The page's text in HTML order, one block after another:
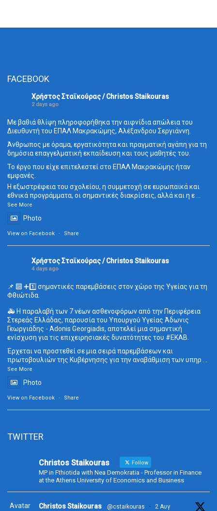
FACEBOOK
Χρήστος Σταϊκούρας / Christos Staikouras
2 days ago
Με βαθιά θλίψη πληροφορήθηκα την αιφνίδια απώλεια του
Διευθυντή του ΕΠΑΛ Μακρακώμης, Αλέξανδρου Σεργιάννη.
Άνθρωπος με όραμα, εργατικότητα και πραγματική αγάπη για τη
δημόσια επαγγελματική εκπαίδευση και τους μαθητές του.
Το έργο που είχε επιτελεστεί στο ΕΠΑΛ Μακρακώμης ήταν
εμφανές.
Η εξωστρέφεια του σχολείου, η συμμετοχή σε ευρωπαϊκά και
εθνικά προγράμματα, οι σημαντικές διακρίσεις, αλλά και η ε...
See More
Photo
View on Facebook · Share
Χρήστος Σταϊκούρας / Christos Staikouras
4 days ago
📌 🔟 ➕1️⃣ σημαντικές παρεμβάσεις στον χώρο της Υγείας για τη
Φθιώτιδα.
🚑 Η παραλαβή των 7 νέων ασθενοφόρων από την Περιφέρεια
Στερεάς Ελλάδας, παρουσία του Υπουργού Υγείας Άδωνις
Γεωργιάδης - Adonis Georgiadis, αποτελεί μια σημαντική
ενίσχυση για τις επιχειρησιακές δυνατότητες του #ΕΚΑΒ.
Έρχεται να προστεθεί σε μια σειρά παρεμβάσεων και
πρωτοβουλιών της Κυβέρνησης για την αναβάθμιση των υπηρ ...
See More
Photo
View on Facebook · Share
TWITTER
Christos Staikouras Follow
MP in Fthiotida with Nea Demokratia - Professor in Finance
at the Athens University of Economics and Business
Avatar Christos Staikouras @cstaikouras · 2 Αυγ